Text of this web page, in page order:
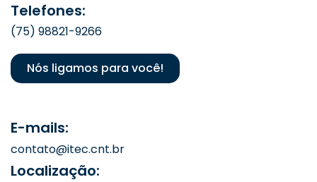
Telefones:
(75) 98821-9266
Nós ligamos para você!
E-mails:
contato@itec.cnt.br
Localização: